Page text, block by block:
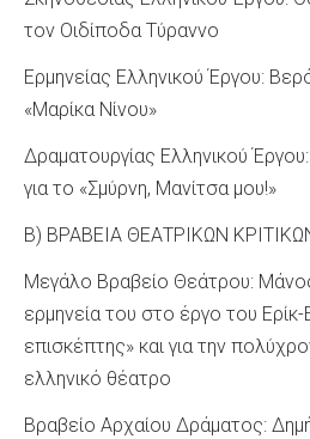
τον Οιδίποδα Τύραννο
Ερμηνείας Ελληνικού Έργου:
«Μαρίκα Νίνου»
Δραματουργίας Ελληνικού
για το «Σμύρνη, Μανίτσα μου!»
Β) ΒΡΑΒΕΙΑ ΘΕΑΤΡΙΚΩΝ
Μεγάλο Βραβείο Θεάτρου:
ερμηνεία του στο έργο του
επισκέπτης» και για την
ελληνικό θέατρο
Βραβείο Αρχαίου Δράματος: